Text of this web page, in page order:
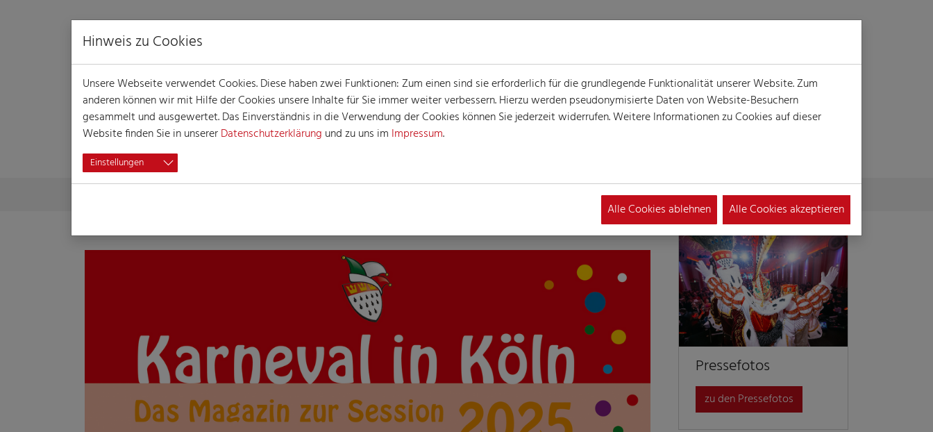
PRESSE
Skip to main contentYou are here:
Pressefotos
zu den Pressefotos
Hinweis zu Cookies
Unsere Webseite verwendet Cookies. Diese haben zwei Funktionen: Zum einen sind sie erforderlich für die grundlegende Funktionalität unserer Website. Zum
anderen können wir mit Hilfe der Cookies unsere Inhalte für Sie immer weiter verbessern. Hierzu werden pseudonymisierte Daten von Website-Besuchern
gesammelt und ausgewertet. Das Einverständnis in die Verwendung der Cookies können Sie jederzeit widerrufen. Weitere Informationen zu Cookies auf dieser
Website finden Sie in unsererDatenschutzerklärung und zu uns im Impressum.
Einstellungen
Alle Cookies ablehnen Alle Cookies akzeptieren